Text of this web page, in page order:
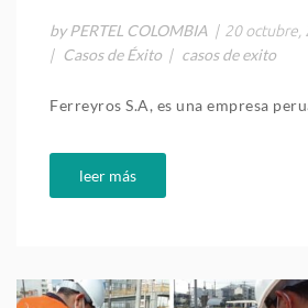
by PERTEL COLOMBIA | 20 octubre,
|
Casos de Éxito | casos de exito
Ferreyros S.A, es una empresa
leer más